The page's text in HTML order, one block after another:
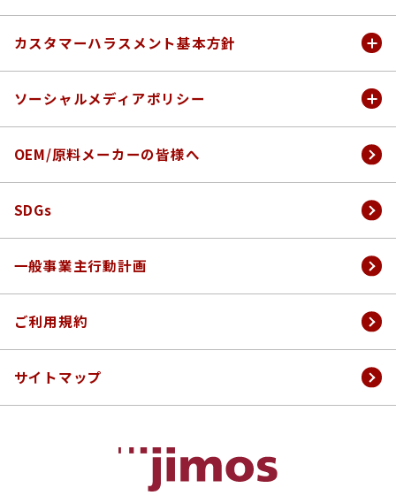
アクセス
次世代育成⽀援対策推進法に基づく
⼀般事業主⾏動計画
豆腐の盛田屋
coyori
企業に関するお問い合わせ
お問い合わせ
個人情報保護方針
個人情報のお取扱いについて
（公表事項）
お客様の個人情報のお取り扱い
お取引に関する個人情報のお取り扱い
カスタマーハラスメント基本方針
カスタマーハラスメントに対する基本方針
ソーシャルメディアポリシー
ナックグループ ソーシャルメディアポリシー
OEM/原料メーカーの皆様へ
SDGs
一般事業主行動計画
ご利用規約
サイトマップ